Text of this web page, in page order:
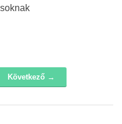
Következő →